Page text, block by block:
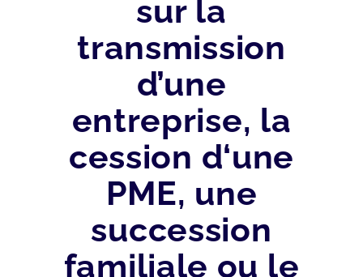
sur la
transmission
d’une
entreprise, la
cession d‘une
PME, une
succession
familiale ou le